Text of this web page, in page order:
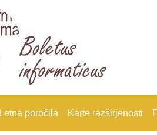
Letna poročila Karte razširjenosti